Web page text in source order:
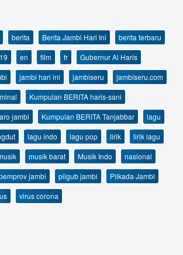
berita Berita Jambi Hari Ini
berita terbaru
en film fr
Gubernur Al Haris
jambi hari ini jambiseru
jambiseru.com
Kumpulan BERITA haris-sani
jambi
Kumpulan BERITA Tanjabbar
lagu
lagu indo lagu pop lirik
lirik lagu
musik barat Musik Indo
nasional
jambi pilgub jambi
Pilkada Jambi
us virus corona